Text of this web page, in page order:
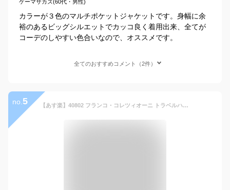
ケーマサカズ(60代・男性)
カラーが３色のマルチポケットジャケットです。身幅に余
裕のあるビッグシルエットでカッコ良く着用出来、全てが
コーデのしやすい色合いなので、オススメです。
全てのおすすめコメント（2件）
no. 5 【あす楽】40802 フランコ・コレツィオーニ トラベルハーフコート / Franco collezioni